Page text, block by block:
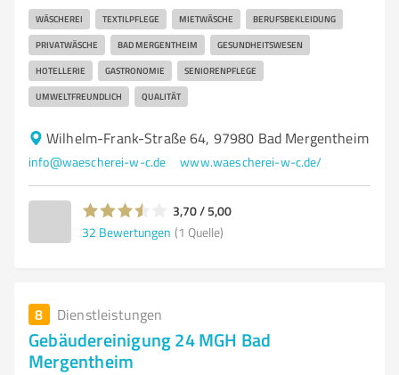
WÄSCHEREI TEXTILPFLEGE MIETWÄSCHE BERUFSBEKLEIDUNG
PRIVATWÄSCHE BAD MERGENTHEIM GESUNDHEITSWESEN
HOTELLERIE GASTRONOMIE SENIORENPFLEGE
UMWELTFREUNDLICH QUALITÄT
Wilhelm-Frank-Straße 64, 97980 Bad Mergentheim
info@waescherei-w-c.de www.waescherei-w-c.de/
3,70 / 5,00
32 Bewertungen (1 Quelle)
8 Dienstleistungen
Gebäudereinigung 24 MGH Bad
Mergentheim